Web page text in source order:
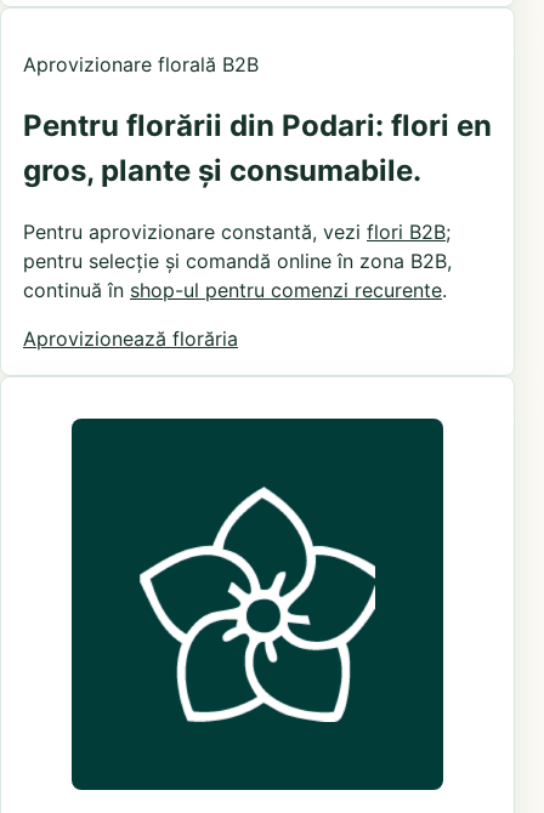
Aprovizionare florală B2B
Pentru florării din Podari: flori en
gros, plante și consumabile.
Pentru aprovizionare constantă, vezi flori B2B;
pentru selecție și comandă online în zona B2B,
continuă în shop-ul pentru comenzi recurente.
Aprovizionează florăria